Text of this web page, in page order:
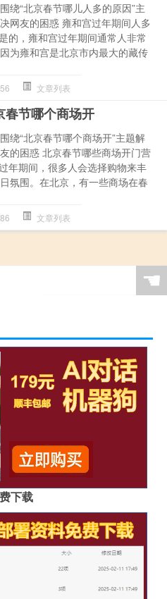
绕“北京春节哪儿人多的原因”主
网友的困惑 雍和宫过年期间人多
的，雍和宫过年期间通常人非常
为雍和宫是北京市内最大的藏传
文章列表
春节哪个商场开
绕“北京春节哪个商场开”主题解
的困惑 北京春节哪些商场开门营
年期间，很多人会选择购物来丰
氛围。在北京，有一些商场在春
文章列表
☚
下载